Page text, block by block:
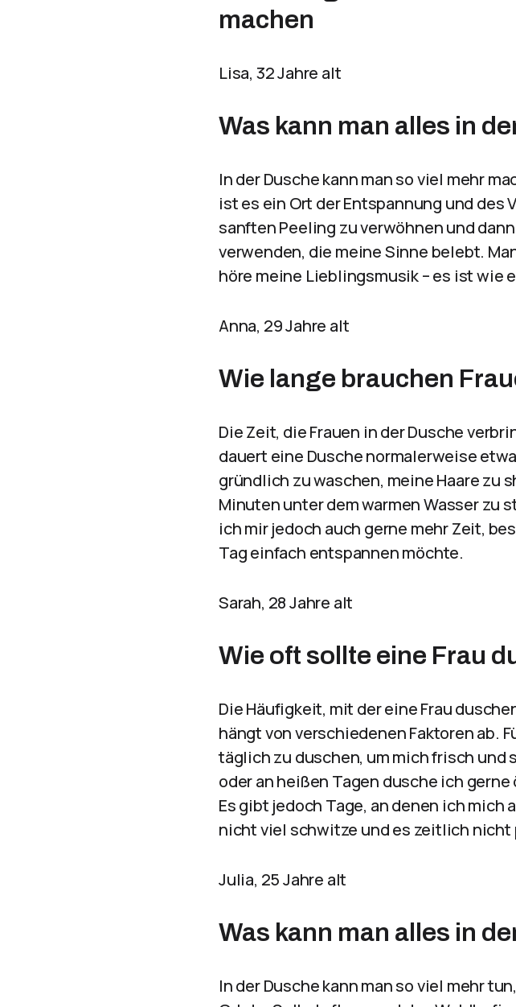
machen
Lisa, 32 Jahre alt
Was kann man alles in
In der Dusche kann man so viel mehr
ist es ein Ort der Entspannung und des
sanften Peeling zu verwöhnen und
verwenden, die meine Sinne belebt.
höre meine Lieblingsmusik – es ist wie
Anna, 29 Jahre alt
Wie lange brauchen
Die Zeit, die Frauen in der Dusche
dauert eine Dusche normalerweise
gründlich zu waschen, meine Haare zu
Minuten unter dem warmen Wasser zu
ich mir jedoch auch gerne mehr Zeit,
Tag einfach entspannen möchte.
Sarah, 28 Jahre alt
Wie oft sollte eine Frau
Die Häufigkeit, mit der eine Frau
hängt von verschiedenen Faktoren ab.
täglich zu duschen, um mich frisch und
oder an heißen Tagen dusche ich
Es gibt jedoch Tage, an denen ich
nicht viel schwitze und es zeitlich nicht
Julia, 25 Jahre alt
Was kann man alles in
In der Dusche kann man so viel mehr